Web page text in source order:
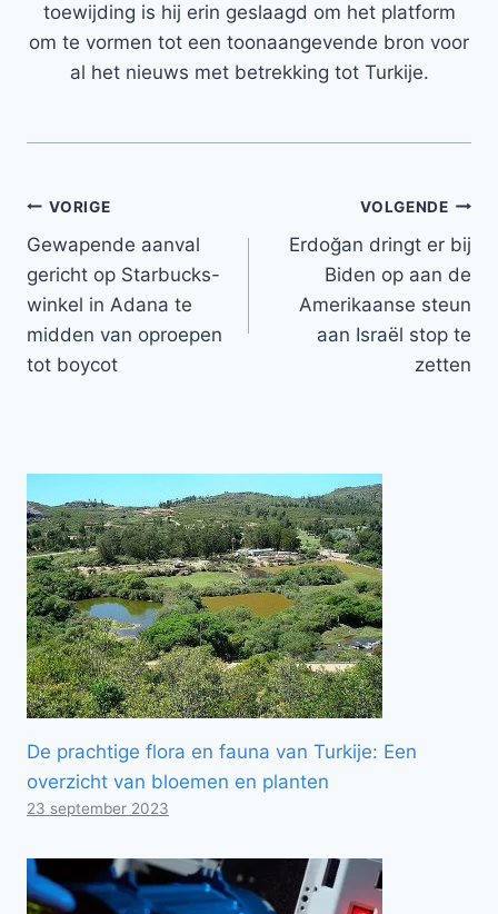
toewijding is hij erin geslaagd om het platform
om te vormen tot een toonaangevende bron voor
al het nieuws met betrekking tot Turkije.
Bericht
navigatie
VORIGE
Gewapende aanval
gericht op Starbucks-
winkel in Adana te
midden van oproepen
tot boycot
VOLGENDE
Erdoğan dringt er bij
Biden op aan de
Amerikaanse steun
aan Israël stop te
zetten
De prachtige flora en fauna van Turkije: Een
overzicht van bloemen en planten
23 september 2023